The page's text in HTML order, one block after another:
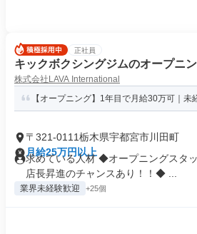
正社員
キックボクシングジムのオープニ
株式会社LAVA International
【オープニング】1年目で月給30万可｜
〒321-0111栃木県宇都宮市川田町
月給25万円以上
求めている人材 ◆オープニングスタ
店長昇進のチャンスあり！！◆ ...
業界未経験歓迎 +25個